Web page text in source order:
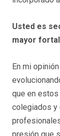
Usted es
mayor
En mi
que en estos
colegiados y